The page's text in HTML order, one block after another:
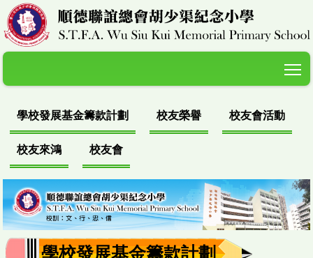
學校發展基金籌款計劃 校友榮譽 校友會活動
校友來鴻 校友會
學校發展基金籌款計劃